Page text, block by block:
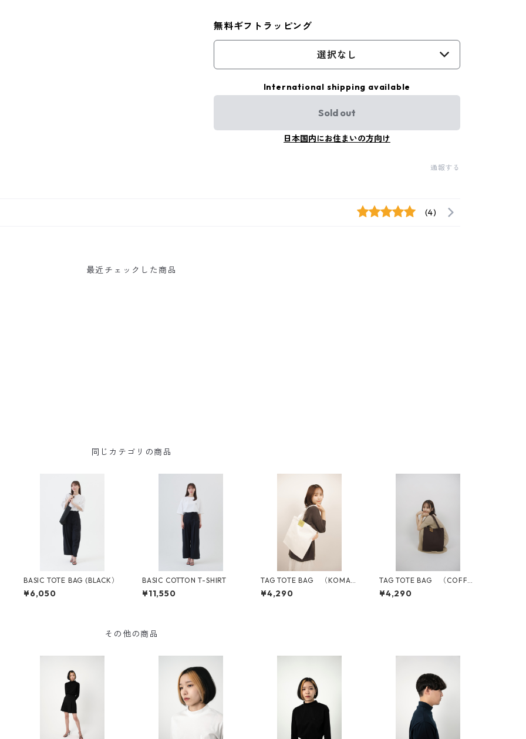
無料ギフトラッピング
選択なし
International shipping available
Sold out
日本国内にお住まいの方向け
通報する
(4)
最近チェックした商品
同じカテゴリの商品
BASIC TOTE BAG (BLACK）
¥6,050
BASIC COTTON T-SHIRT
¥11,550
TAG TOTE BAG （KOMATS
UNA）
¥4,290
TAG TOTE BAG （COFFE
E）
¥4,290
その他の商品